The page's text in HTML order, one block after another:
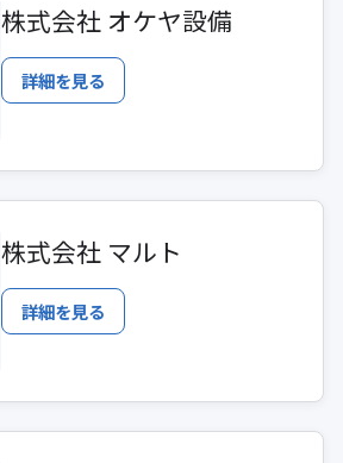
株式会社 オケヤ設備
詳細を見る
株式会社 マルト
詳細を見る